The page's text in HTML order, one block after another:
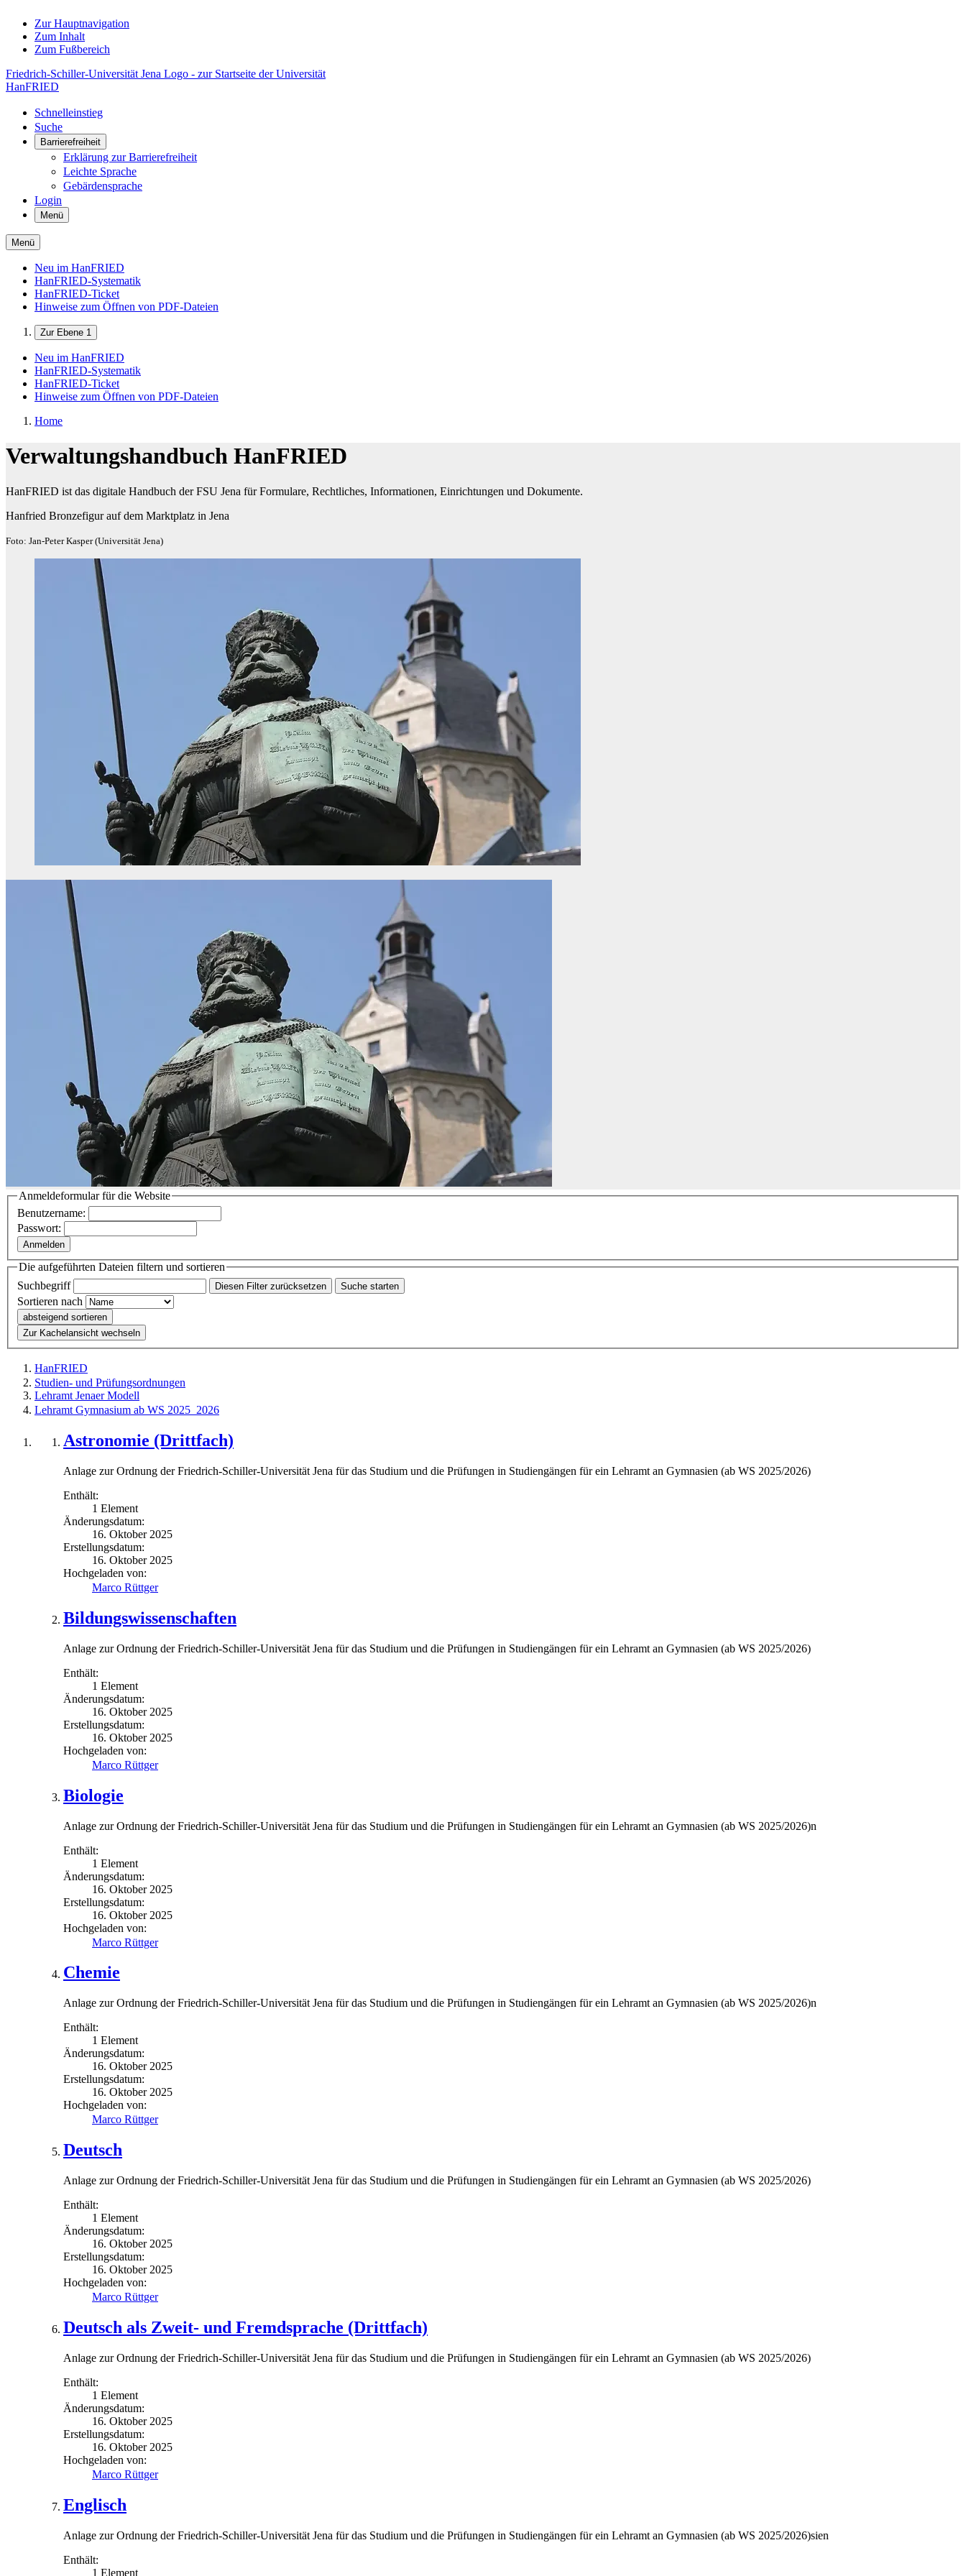
Zur Hauptnavigation
Zum Inhalt
Zum Fußbereich
Friedrich-Schiller-Universität Jena Logo - zur Startseite der Universität
HanFRIED
Schnelleinstieg
Suche
Barrierefreiheit
Erklärung zur Barrierefreiheit
Leichte Sprache
Gebärdensprache
Login
Menü
Menü
Neu im HanFRIED
HanFRIED-Systematik
HanFRIED-Ticket
Hinweise zum Öffnen von PDF-Dateien
Zur Ebene 1
Neu im HanFRIED
HanFRIED-Systematik
HanFRIED-Ticket
Hinweise zum Öffnen von PDF-Dateien
Home
Verwaltungshandbuch HanFRIED
HanFRIED ist das digitale Handbuch der FSU Jena für Formulare, Rechtliches, Informationen, Einrichtungen und Dokumente.
Hanfried Bronzefigur auf dem Marktplatz in Jena
Foto: Jan-Peter Kasper (Universität Jena)
Anmeldeformular für die Website
Benutzername:
Passwort:
Anmelden
Die aufgeführten Dateien filtern und sortieren
Suchbegriff
Diesen Filter zurücksetzen Suche starten
Sortieren nach
absteigend sortieren
Zur Kachelansicht wechseln
HanFRIED
Studien- und Prüfungsordnungen
Lehramt Jenaer Modell
Lehramt Gymnasium ab WS 2025_2026
Astronomie (Drittfach)
Anlage zur Ordnung der Friedrich-Schiller-Universität Jena für das Studium und die Prüfungen in Studiengängen für ein Lehramt an Gymnasien (ab WS 2025/2026)
Enthält:
1 Element
Änderungsdatum:
16. Oktober 2025
Erstellungsdatum:
16. Oktober 2025
Hochgeladen von:
Marco Rüttger
Bildungswissenschaften
Anlage zur Ordnung der Friedrich-Schiller-Universität Jena für das Studium und die Prüfungen in Studiengängen für ein Lehramt an Gymnasien (ab WS 2025/2026)
Enthält:
1 Element
Änderungsdatum:
16. Oktober 2025
Erstellungsdatum:
16. Oktober 2025
Hochgeladen von:
Marco Rüttger
Biologie
Anlage zur Ordnung der Friedrich-Schiller-Universität Jena für das Studium und die Prüfungen in Studiengängen für ein Lehramt an Gymnasien (ab WS 2025/2026)n
Enthält:
1 Element
Änderungsdatum:
16. Oktober 2025
Erstellungsdatum:
16. Oktober 2025
Hochgeladen von:
Marco Rüttger
Chemie
Anlage zur Ordnung der Friedrich-Schiller-Universität Jena für das Studium und die Prüfungen in Studiengängen für ein Lehramt an Gymnasien (ab WS 2025/2026)n
Enthält:
1 Element
Änderungsdatum:
16. Oktober 2025
Erstellungsdatum:
16. Oktober 2025
Hochgeladen von:
Marco Rüttger
Deutsch
Anlage zur Ordnung der Friedrich-Schiller-Universität Jena für das Studium und die Prüfungen in Studiengängen für ein Lehramt an Gymnasien (ab WS 2025/2026)
Enthält:
1 Element
Änderungsdatum:
16. Oktober 2025
Erstellungsdatum:
16. Oktober 2025
Hochgeladen von:
Marco Rüttger
Deutsch als Zweit- und Fremdsprache (Drittfach)
Anlage zur Ordnung der Friedrich-Schiller-Universität Jena für das Studium und die Prüfungen in Studiengängen für ein Lehramt an Gymnasien (ab WS 2025/2026)
Enthält:
1 Element
Änderungsdatum:
16. Oktober 2025
Erstellungsdatum:
16. Oktober 2025
Hochgeladen von:
Marco Rüttger
Englisch
Anlage zur Ordnung der Friedrich-Schiller-Universität Jena für das Studium und die Prüfungen in Studiengängen für ein Lehramt an Gymnasien (ab WS 2025/2026)sien
Enthält:
1 Element